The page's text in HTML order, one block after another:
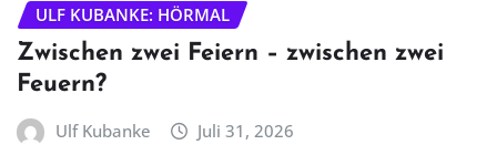
ULF KUBANKE: HÖRMAL
Zwischen zwei Feiern – zwischen zwei
Feuern?
Ulf Kubanke Juli 31, 2026